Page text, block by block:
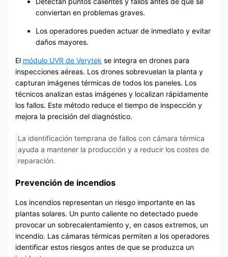
conviertan en problemas graves.
Los operadores pueden actuar de inmediato y evitar
daños mayores.
El módulo UVR de Verytek se integra en drones para
inspecciones aéreas. Los drones sobrevuelan la planta y
capturan imágenes térmicas de todos los paneles. Los
técnicos analizan estas imágenes y localizan rápidamente
los fallos. Este método reduce el tiempo de inspección y
mejora la precisión del diagnóstico.
La identificación temprana de fallos con cámara térmica
ayuda a mantener la producción y a reducir los costes de
reparación.
Prevención de incendios
Los incendios representan un riesgo importante en las
plantas solares. Un punto caliente no detectado puede
provocar un sobrecalentamiento y, en casos extremos, un
incendio. Las cámaras térmicas permiten a los operadores
identificar estos riesgos antes de que se produzca un